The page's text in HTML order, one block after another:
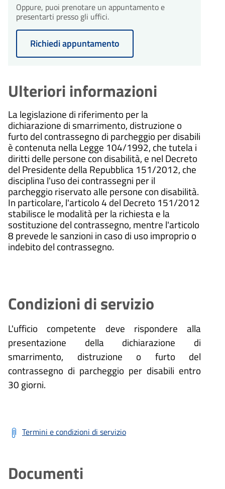
Oppure, puoi prenotare un appuntamento e
presentarti presso gli uffici.
Richiedi appuntamento
Ulteriori informazioni
La legislazione di riferimento per la
dichiarazione di smarrimento, distruzione o
furto del contrassegno di parcheggio per disabili
è contenuta nella Legge 104/1992, che tutela i
diritti delle persone con disabilità, e nel Decreto
del Presidente della Repubblica 151/2012, che
disciplina l'uso dei contrassegni per il
parcheggio riservato alle persone con disabilità.
In particolare, l'articolo 4 del Decreto 151/2012
stabilisce le modalità per la richiesta e la
sostituzione del contrassegno, mentre l'articolo
8 prevede le sanzioni in caso di uso improprio o
indebito del contrassegno.
Condizioni di servizio
L'ufficio competente deve rispondere alla
presentazione della dichiarazione di
smarrimento, distruzione o furto del
contrassegno di parcheggio per disabili entro
30 giorni.
Termini e condizioni di servizio
Documenti